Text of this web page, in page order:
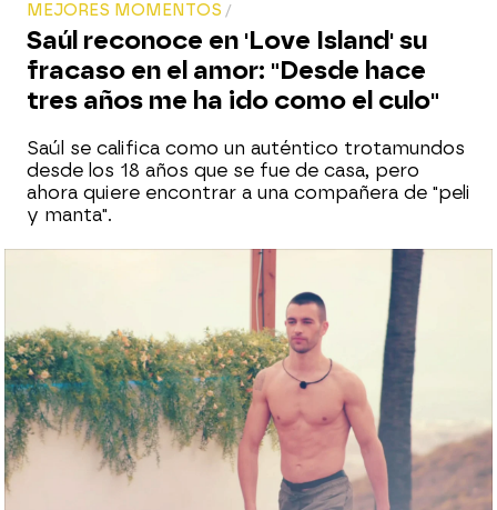
MEJORES MOMENTOS
Saúl reconoce en 'Love Island' su
fracaso en el amor: "Desde hace
tres años me ha ido como el culo"
Saúl se califica como un auténtico trotamundos
desde los 18 años que se fue de casa, pero
ahora quiere encontrar a una compañera de "peli
y manta".
neox
Madrid
Publicado:11 de abril de 2021, 23:13